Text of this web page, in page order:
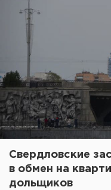
Свердловские
в обмен на
дольщиков